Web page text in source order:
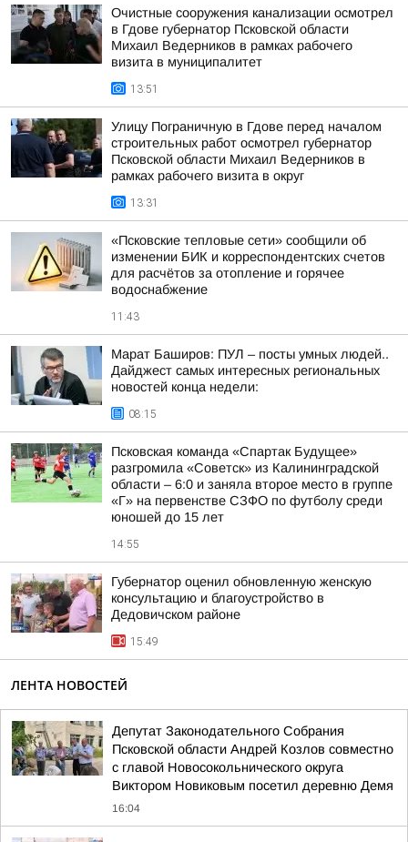
Очистные сооружения канализации осмотрел
в Гдове губернатор Псковской области
Михаил Ведерников в рамках рабочего
визита в муниципалитет
13:51
Улицу Пограничную в Гдове перед началом
строительных работ осмотрел губернатор
Псковской области Михаил Ведерников в
рамках рабочего визита в округ
13:31
«Псковские тепловые сети» сообщили об
изменении БИК и корреспондентских счетов
для расчётов за отопление и горячее
водоснабжение
11:43
Марат Баширов: ПУЛ – посты умных людей..
Дайджест самых интересных региональных
новостей конца недели:
08:15
Псковская команда «Спартак Будущее»
разгромила «Советск» из Калининградской
области – 6:0 и заняла второе место в группе
«Г» на первенстве СЗФО по футболу среди
юношей до 15 лет
14:55
Губернатор оценил обновленную женскую
консультацию и благоустройство в
Дедовичском районе
15:49
ЛЕНТА НОВОСТЕЙ
Депутат Законодательного Собрания
Псковской области Андрей Козлов совместно
с главой Новосокольнического округа
Виктором Новиковым посетил деревню Демя
16:04